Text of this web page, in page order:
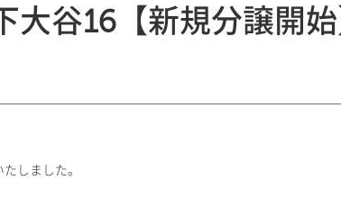
大谷16【新規分譲開
しました。